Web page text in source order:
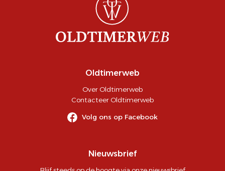
Oldtimerweb
Over Oldtimerweb
Contacteer Oldtimerweb
Volg ons op Facebook
Nieuwsbrief